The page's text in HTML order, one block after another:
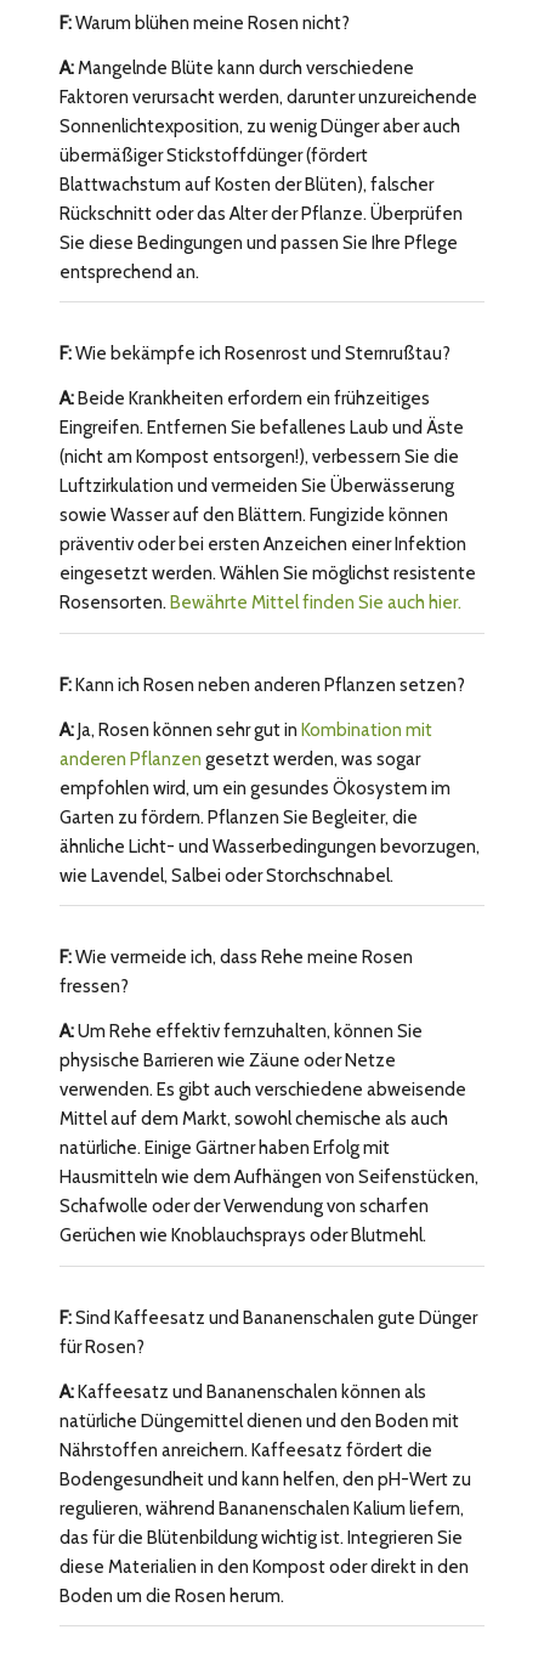
F:Warum blühen meine Rosen nicht?
A:Mangelnde Blüte kann durch verschiedene
Faktoren verursacht werden, darunter unzureichende
Sonnenlichtexposition, zu wenig Dünger aber auch
übermäßiger Stickstoffdünger (fördert
Blattwachstum auf Kosten der Blüten), falscher
Rückschnitt oder das Alter der Pflanze. Überprüfen
Sie diese Bedingungen und passen Sie Ihre Pflege
entsprechend an.
F:Wie bekämpfe ich Rosenrost und Sternrußtau?
A:Beide Krankheiten erfordern ein frühzeitiges
Eingreifen. Entfernen Sie befallenes Laub und Äste
(nicht am Kompost entsorgen!), verbessern Sie die
Luftzirkulation und vermeiden Sie Überwässerung
sowie Wasser auf den Blättern. Fungizide können
präventiv oder bei ersten Anzeichen einer Infektion
eingesetzt werden. Wählen Sie möglichst resistente
Rosensorten. Bewährte Mittel finden Sie auch hier.
F:Kann ich Rosen neben anderen Pflanzen setzen?
A:Ja, Rosen können sehr gut in Kombination mit
anderen Pflanzen gesetzt werden, was sogar
empfohlen wird, um ein gesundes Ökosystem im
Garten zu fördern. Pflanzen Sie Begleiter, die
ähnliche Licht- und Wasserbedingungen bevorzugen,
wie Lavendel, Salbei oder Storchschnabel.
F:Wie vermeide ich, dass Rehe meine Rosen
fressen?
A:Um Rehe effektiv fernzuhalten, können Sie
physische Barrieren wie Zäune oder Netze
verwenden. Es gibt auch verschiedene abweisende
Mittel auf dem Markt, sowohl chemische als auch
natürliche. Einige Gärtner haben Erfolg mit
Hausmitteln wie dem Aufhängen von Seifenstücken,
Schafwolle oder der Verwendung von scharfen
Gerüchen wie Knoblauchsprays oder Blutmehl.
F:Sind Kaffeesatz und Bananenschalen gute Dünger
für Rosen?
A:Kaffeesatz und Bananenschalen können als
natürliche Düngemittel dienen und den Boden mit
Nährstoffen anreichern. Kaffeesatz fördert die
Bodengesundheit und kann helfen, den pH-Wert zu
regulieren, während Bananenschalen Kalium liefern,
das für die Blütenbildung wichtig ist. Integrieren Sie
diese Materialien in den Kompost oder direkt in den
Boden um die Rosen herum.